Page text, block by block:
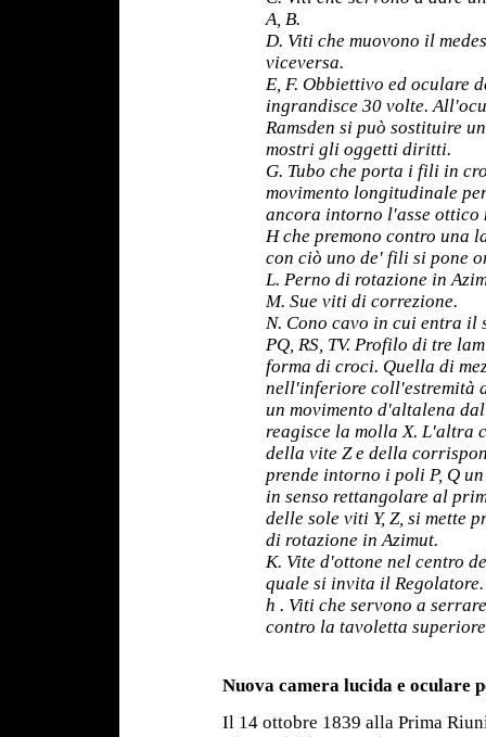
A, B.
D. Viti che muovono il
viceversa.
E, F. Obbiettivo ed oculare
ingrandisce 30 volte.
Ramsden si può sostituire
mostri gli oggetti diritti.
G. Tubo che porta i fili in
movimento longitudinale
ancora intorno l'asse ottico
H che premono contro una
con ciò uno de' fili si pone
L. Perno di rotazione in
M. Sue viti di correzione.
N. Cono cavo in cui entra il
PQ, RS, TV. Profilo di tre
forma di croci. Quella di
nell'inferiore coll'estremità
un movimento d'altalena
reagisce la molla X. L'altra
della vite Z e della
prende intorno i poli P, Q
in senso rettangolare al
delle sole viti Y, Z, si mette
di rotazione in Azimut.
K. Vite d'ottone nel centro
quale si invita il Regolatore.
h . Viti che servono a
contro la tavoletta
Nuova camera lucida e oculare
Il 14 ottobre 1839 alla Prima